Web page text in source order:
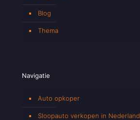
Blog
Thema
Navigatie
Auto opkoper
Sloopauto verkopen in Nederland